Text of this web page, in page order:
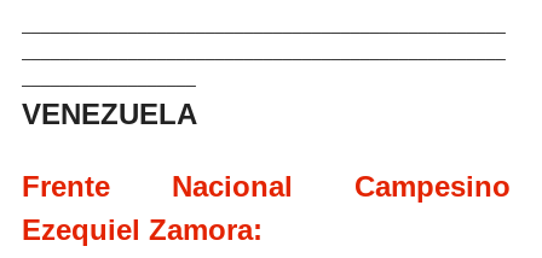
VENEZUELA
Frente Nacional Campesino
Ezequiel Zamora: